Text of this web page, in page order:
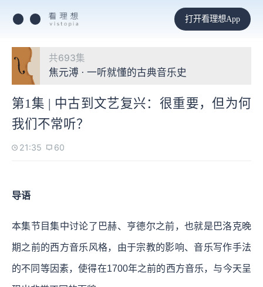
打开看理想App
共693集
焦元溥 · 一听就懂的古典音乐史
第1集 | 中古到文艺复兴：很重要，但为何
我们不常听？
21:35 60
导语
本集节目集中讨论了巴赫、亨德尔之前，也就是巴洛克晚
期之前的西方音乐风格，由于宗教的影响、音乐写作手法
的不同等因素，使得在1700年之前的西方音乐，与今天呈